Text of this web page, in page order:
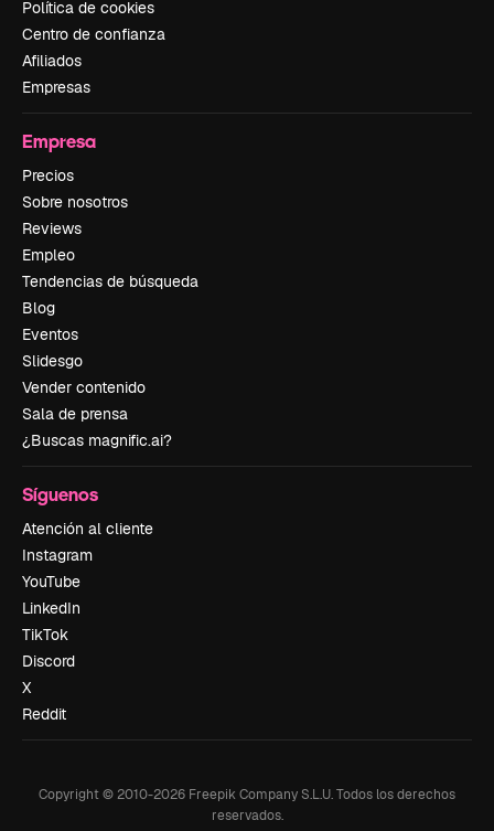
Política de cookies
Centro de confianza
Afiliados
Empresas
Empresa
Precios
Sobre nosotros
Reviews
Empleo
Tendencias de búsqueda
Blog
Eventos
Slidesgo
Vender contenido
Sala de prensa
¿Buscas magnific.ai?
Síguenos
Atención al cliente
Instagram
YouTube
LinkedIn
TikTok
Discord
X
Reddit
Copyright © 2010-2026 Freepik Company S.L.U.Todos los derechos
reservados.